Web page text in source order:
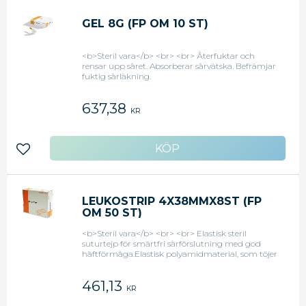
GEL 8G (FP OM 10 ST)
<b>Steril vara</b> <br> <br> Återfuktar och
rensar upp såret. Absorberar sårvätska. Befrämjar
fuktig sårläkning.
637,38 KR
Lägg till i favoriter
LEUKOSTRIP 4X38MMX8ST (FP
OM 50 ST)
<b>Steril vara</b> <br> <br> Elastisk steril
suturtejp för smärtfri sårförslutning med god
häftförmåga.Elastisk polyamidmaterial, som töjer
461,13 KR